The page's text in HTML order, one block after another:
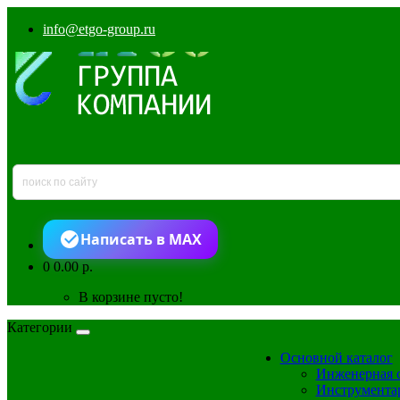
info@etgo-group.ru
Написать в MAX
00.00 р.
В корзине пусто!
Категории
Основной каталог
Инженерная